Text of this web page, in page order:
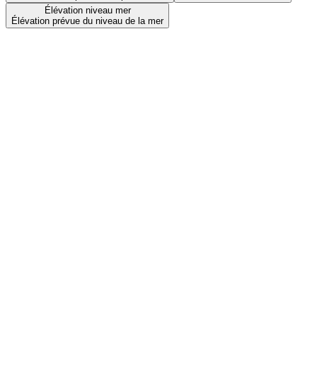
Élévation niveau mer
Élévation prévue du niveau de la mer